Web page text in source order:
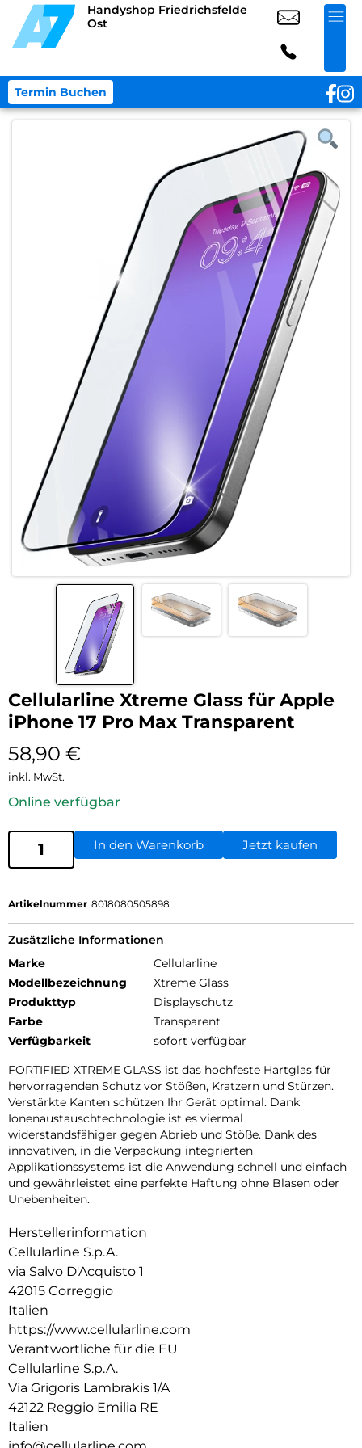
Handyshop Friedrichsfelde
Ost
Termin Buchen
Cellularline Xtreme Glass für Apple
iPhone 17 Pro Max Transparent
58,90 €
inkl. MwSt.
Online verfügbar
In den Warenkorb Jetzt kaufen
Artikelnummer 8018080505898
Zusätzliche Informationen
Marke
Cellularline
Modellbezeichnung
Xtreme Glass
Produkttyp
Displayschutz
Farbe
Transparent
Verfügbarkeit
sofort verfügbar
FORTIFIED XTREME GLASS ist das hochfeste Hartglas für
hervorragenden Schutz vor Stößen, Kratzern und Stürzen.
Verstärkte Kanten schützen Ihr Gerät optimal. Dank
Ionenaustauschtechnologie ist es viermal
widerstandsfähiger gegen Abrieb und Stöße. Dank des
innovativen, in die Verpackung integrierten
Applikationssystems ist die Anwendung schnell und einfach
und gewährleistet eine perfekte Haftung ohne Blasen oder
Unebenheiten.
Herstellerinformation
Cellularline S.p.A.
via Salvo D'Acquisto 1
42015 Correggio
Italien
https://www.cellularline.com
Verantwortliche für die EU
Cellularline S.p.A.
Via Grigoris Lambrakis 1/A
42122 Reggio Emilia RE
Italien